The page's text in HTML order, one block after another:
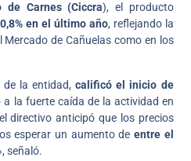
Carnes (Ciccra), el producto
en el último año, reflejando la
de Cañuelas como en los
de la entidad,calificó el inicio de
a la fuerte caída de la actividad en
directivo anticipó que los precios
esperar un aumento de entre el
señaló.